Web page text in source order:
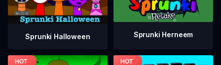
Sprunki Halloween Sprunki Herneem